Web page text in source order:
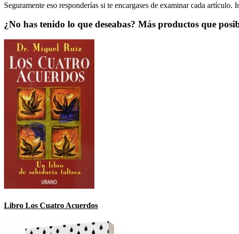
Seguramente eso responderías si te encargases de examinar cada
¿No has tenido lo que deseabas? Más productos que
Libro Los Cuatro Acuerdos